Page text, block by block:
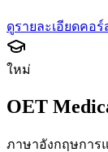
ดูรายละเอียดคอร์
ใหม่
OET
ภาษาอังกฤษการแ